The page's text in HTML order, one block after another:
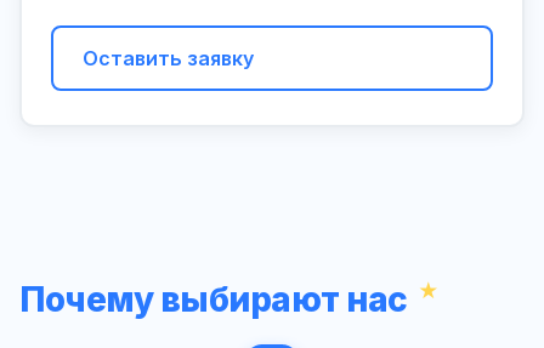
Оставить заявку
Почему выбирают нас